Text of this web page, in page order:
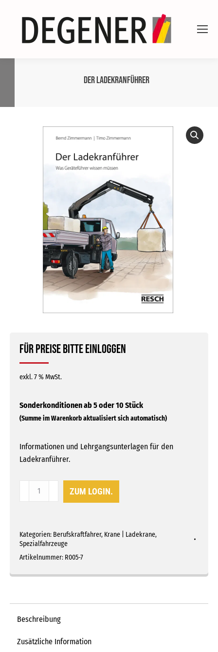
Der Ladekranführer
Für Preise bitte einloggen
exkl. 7 % MwSt.
Informationen und Lehrgangsunterlagen für den
Ladekranführer.
ZUM LOGIN.
Kategorien: Berufskraftfahrer, Krane | Ladekrane,
Spezialfahrzeuge
Artikelnummer: R005-7
Beschreibung
Zusätzliche Information